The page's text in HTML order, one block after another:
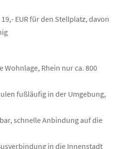
EUR für den Stellplatz, davon
Rhein nur ca. 800
fußläufig in der Umgebung,
schnelle Anbindung auf die
in die Innenstadt